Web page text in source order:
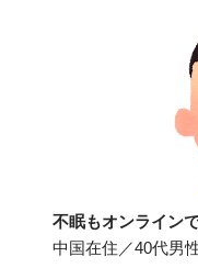
不眠もオンライン
中国在住／40代男